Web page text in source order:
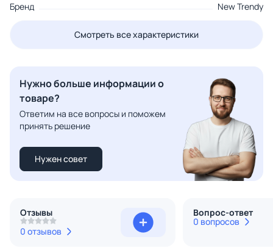
Бренд
New Trendy
Смотреть все характеристики
Нужно больше информации о
товаре?
Ответим на все вопросы и поможем
принять решение
Нужен совет
Отзывы
0 отзывов
Вопрос-ответ
0 вопросов